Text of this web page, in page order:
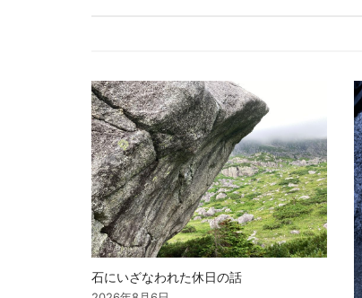
シ
ョ
ン
石にいざなわれた休日の話